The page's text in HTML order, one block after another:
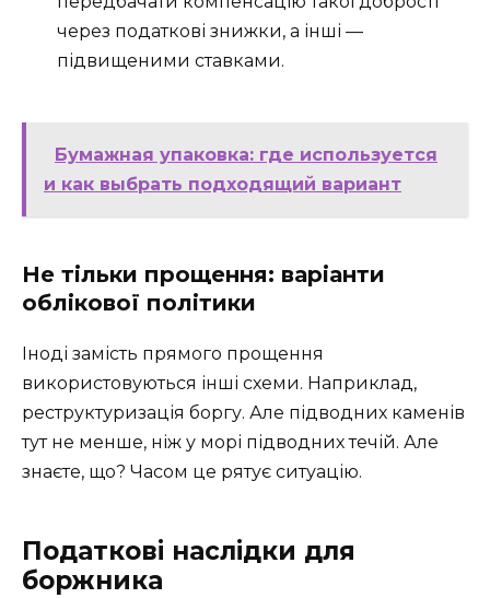
через податкові знижки, а інші —
підвищеними ставками.
Бумажная упаковка: где используется
и как выбрать подходящий вариант
Не тільки прощення: варіанти
облікової політики
Іноді замість прямого прощення
використовуються інші схеми. Наприклад,
реструктуризація боргу. Але підводних каменів
тут не менше, ніж у морі підводних течій. Але
знаєте, що? Часом це рятує ситуацію.
Податкові наслідки для
боржника